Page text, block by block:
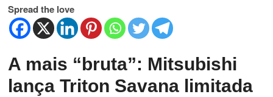
Spread the love
A mais “bruta”: Mitsubishi
lança Triton Savana limitada